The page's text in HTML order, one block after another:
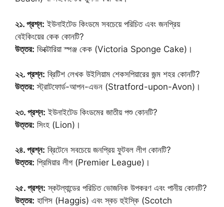
২১. প্রশ্ন: ইউনাইটেড কিংডমে সবচেয়ে পরিচিত এবং জনপ্রিয়
বেইকিংয়ের কেক কোনটি?
উত্তর: ভিক্টোরিয়া স্পঞ্জ কেক (Victoria Sponge Cake)।
২২. প্রশ্ন: ব্রিটিশ লেখক উইলিয়াম শেকসপিয়ারের জন্ম শহর কোনটি?
উত্তর: স্ট্রাটফোর্ড-আপন-এভন (Stratford-upon-Avon)।
২৩. প্রশ্ন: ইউনাইটেড কিংডমের জাতীয় পশু কোনটি?
উত্তর: সিংহ (Lion)।
২৪. প্রশ্ন: ব্রিটেনে সবচেয়ে জনপ্রিয় ফুটবল লীগ কোনটি?
উত্তর: প্রিমিয়ার লীগ (Premier League)।
২৫. প্রশ্ন: স্কটল্যান্ডের পরিচিত ভোজনিক উপকরণ এবং পানীয় কোনটি?
উত্তর: হাগিস (Haggis) এবং স্কচ হুইস্কি (Scotch